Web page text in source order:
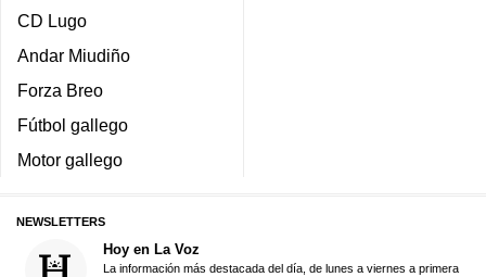
CD Lugo
Andar Miudiño
Forza Breo
Fútbol gallego
Motor gallego
NEWSLETTERS
Hoy en La Voz
La información más destacada del día, de lunes a viernes a primera